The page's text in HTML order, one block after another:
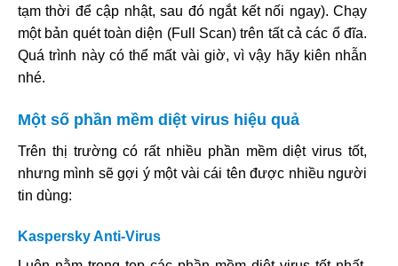
tạm thời để cập nhật, sau đó ngắt kết nối ngay). Chạy
một bản quét toàn diện (Full Scan) trên tất cả các ổ đĩa.
Quá trình này có thể mất vài giờ, vì vậy hãy kiên nhẫn
nhé.
Một số phần mềm diệt virus hiệu quả
Trên thị trường có rất nhiều phần mềm diệt virus tốt,
nhưng mình sẽ gợi ý một vài cái tên được nhiều người
tin dùng:
Kaspersky Anti-Virus